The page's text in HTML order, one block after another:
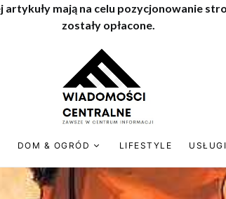
mają na celu pozycjonowanie
zostały opłacone.
DOM & OGRÓD LIFESTYLE USŁUGI